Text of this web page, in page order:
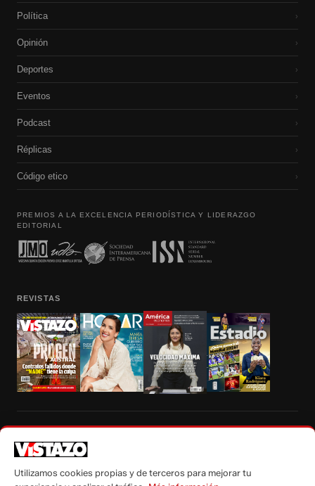
Política ›
Opinión ›
Deportes ›
Eventos ›
Podcast ›
Réplicas ›
Código etico ›
PREMIOS A LA EXCELENCIA PERIODÍSTICA Y LIDERAZGO
EDITORIAL
REVISTAS
autorización escrita de su titular, de todos los contenidos de Vistazo.com.
Utilizamos cookies propias y de terceros para mejorar tu